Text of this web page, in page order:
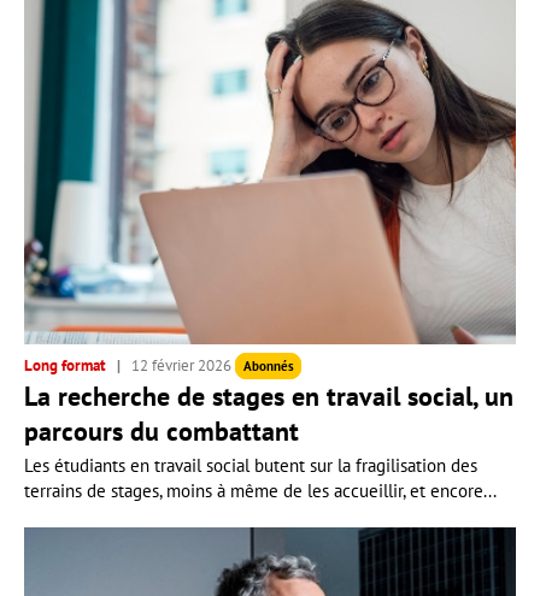
Long format 12 février 2026 Abonnés
La recherche de stages en travail social, un
parcours du combattant
Les étudiants en travail social butent sur la fragilisation des
terrains de stages, moins à même de les accueillir, et encore...